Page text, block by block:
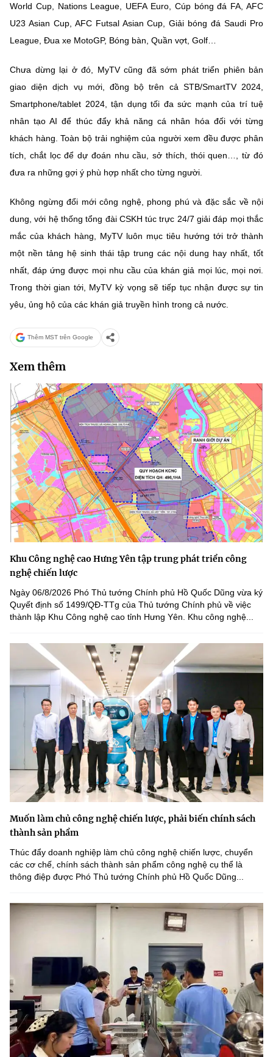
World Cup, Nations League, UEFA Euro, Cúp bóng đá FA, AFC
U23 Asian Cup, AFC Futsal Asian Cup, Giải bóng đá Saudi Pro
League, Đua xe MotoGP, Bóng bàn, Quần vợt, Golf…
Chưa dừng lại ở đó, MyTV cũng đã sớm phát triển phiên bản
giao diện dịch vụ mới, đồng bộ trên cả STB/SmartTV 2024,
Smartphone/tablet 2024, tận dụng tối đa sức mạnh của trí tuệ
nhân tạo AI để thúc đẩy khả năng cá nhân hóa đối với từng
khách hàng. Toàn bộ trải nghiệm của người xem đều được phân
tích, chắt lọc để dự đoán nhu cầu, sở thích, thói quen…, từ đó
đưa ra những gợi ý phù hợp nhất cho từng người.
Không ngừng đổi mới công nghệ, phong phú và đặc sắc về nội
dung, với hệ thống tổng đài CSKH túc trực 24/7 giải đáp mọi thắc
mắc của khách hàng, MyTV luôn mục tiêu hướng tới trở thành
một nền tảng hệ sinh thái tập trung các nội dung hay nhất, tốt
nhất, đáp ứng được mọi nhu cầu của khán giả mọi lúc, mọi nơi.
Trong thời gian tới, MyTV kỳ vọng sẽ tiếp tục nhận được sự tin
yêu, ủng hộ của các khán giả truyền hình trong cả nước.
Thêm MST trên Google
Xem thêm
Khu Công nghệ cao Hưng Yên tập trung phát triển công
nghệ chiến lược
Ngày 06/8/2026 Phó Thủ tướng Chính phủ Hồ Quốc Dũng vừa ký
Quyết định số 1499/QĐ-TTg của Thủ tướng Chính phủ về việc
thành lập Khu Công nghệ cao tỉnh Hưng Yên. Khu công nghệ...
Muốn làm chủ công nghệ chiến lược, phải biến chính sách
thành sản phẩm
Thúc đẩy doanh nghiệp làm chủ công nghệ chiến lược, chuyển
các cơ chế, chính sách thành sản phẩm công nghệ cụ thể là
thông điệp được Phó Thủ tướng Chính phủ Hồ Quốc Dũng...